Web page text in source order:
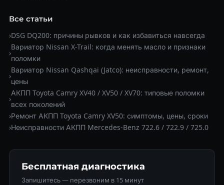
Все статьи
›DSG DQ200: причины рывков и как избавиться навсегда
›
Вариатор Nissan X-Trail: когда менять масло и признаки
поломки
›
Вариатор Nissan Qashqai (Jatco): неисправности, ремонт,
цены
›
АКПП Toyota Camry XV40 / XV50 / XV70: типовые поломки
всех поколений
›Ремонт АКПП Toyota Camry XV50: симптомы, цены, сроки
›Неисправности АКПП Mercedes-Benz 722.6 / 722.9 / 725.0
Бесплатная диагностика
Запишитесь — перезвоним в 15 минут